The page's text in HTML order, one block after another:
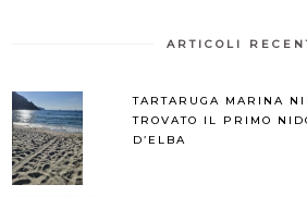
ARTICOLI
TARTARUGA MARINA
TROVATO IL PRIMO
D’ELBA